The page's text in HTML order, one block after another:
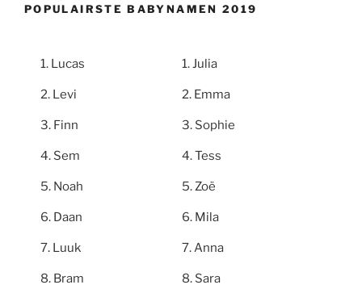
POPULAIRSTE BABYNAMEN 2019
Lucas
Levi
Finn
Sem
Noah
Daan
Luuk
Bram
Julia
Emma
Sophie
Tess
Zoë
Mila
Anna
Sara